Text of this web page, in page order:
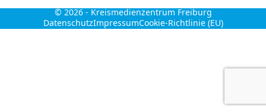
© 2026 -Kreismedienzentrum Freiburg
DatenschutzImpressumCookie-Richtlinie (EU)